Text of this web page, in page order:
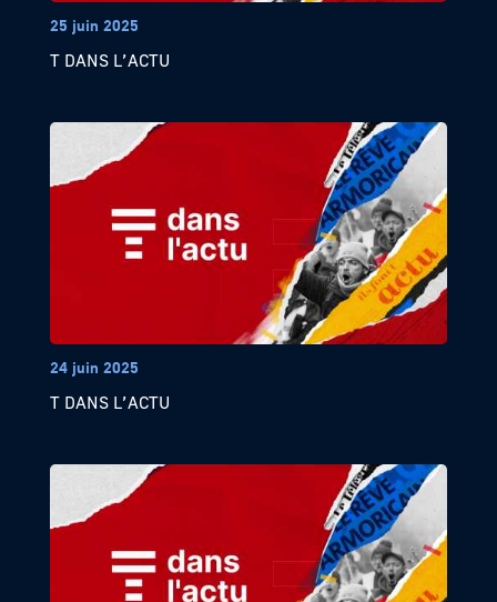
25 juin 2025
T DANS L’ACTU
24 juin 2025
T DANS L’ACTU